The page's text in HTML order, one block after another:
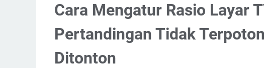
Cara Mengatur Rasio Layar
Pertandingan Tidak
Ditonton